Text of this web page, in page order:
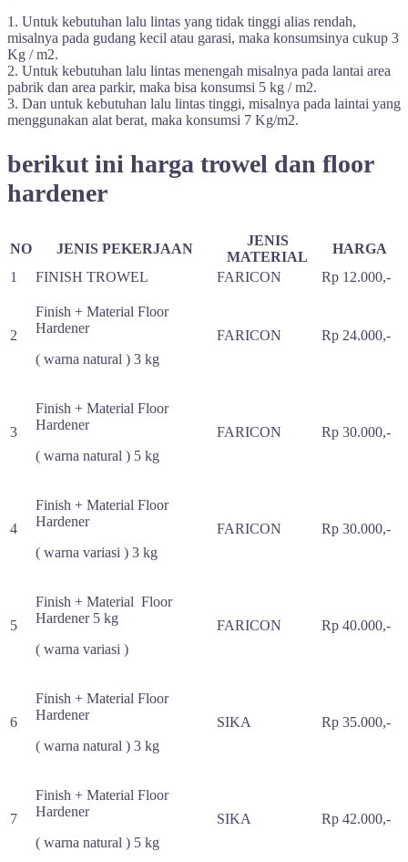
1. Untuk kebutuhan lalu lintas yang tidak tinggi alias rendah,
misalnya pada gudang kecil atau garasi, maka konsumsinya cukup 3
Kg / m2.
2. Untuk kebutuhan lalu lintas menengah misalnya pada lantai area
pabrik dan area parkir, maka bisa konsumsi 5 kg / m2.
3. Dan untuk kebutuhan lalu lintas tinggi, misalnya pada laintai yang
menggunakan alat berat, maka konsumsi 7 Kg/m2.
berikut ini harga trowel dan floor
hardener
NO JENIS PEKERJAAN
JENIS
MATERIAL
HARGA
1
FINISH TROWEL FARICON Rp 12.000,-
2
Finish + Material Floor
Hardener
( warna natural ) 3 kg
FARICON Rp 24.000,-
3
Finish + Material Floor
Hardener
( warna natural ) 5 kg
FARICON Rp 30.000,-
4
Finish + Material Floor
Hardener
( warna variasi ) 3 kg
FARICON Rp 30.000,-
5
Finish + Material Floor
Hardener 5 kg
( warna variasi )
FARICON Rp 40.000,-
6
Finish + Material Floor
Hardener
( warna natural ) 3 kg
SIKA Rp 35.000,-
7
Finish + Material Floor
Hardener
( warna natural ) 5 kg
SIKA Rp 42.000,-